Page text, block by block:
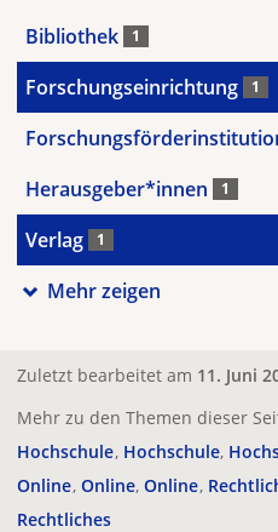
Bibliothek 1
Forschungseinrichtung 1
Herausgeber*innen 1
Verlag 1
Mehr zeigen
Zuletzt bearbeitet am 11. Juni
Mehr zu den Themen dieser
Hochschule Hochschule
Online Online Online
Rechtliches